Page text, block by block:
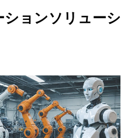
ションソリューシ